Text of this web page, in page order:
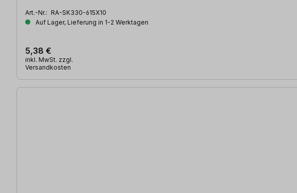
Art.-Nr.: RA-SK330-615X10
Auf Lager, Lieferung in 1-2 Werktagen
5,38 €
inkl. MwSt. zzgl.
Versandkosten